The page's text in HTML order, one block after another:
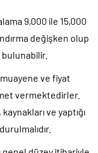
9,000 ile 15,000
değişken olup
ve fiyat
vermektedirler.
ve yaptığı